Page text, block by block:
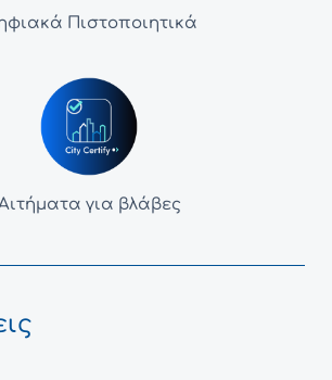
Πιστοποιητικά
για βλάβες